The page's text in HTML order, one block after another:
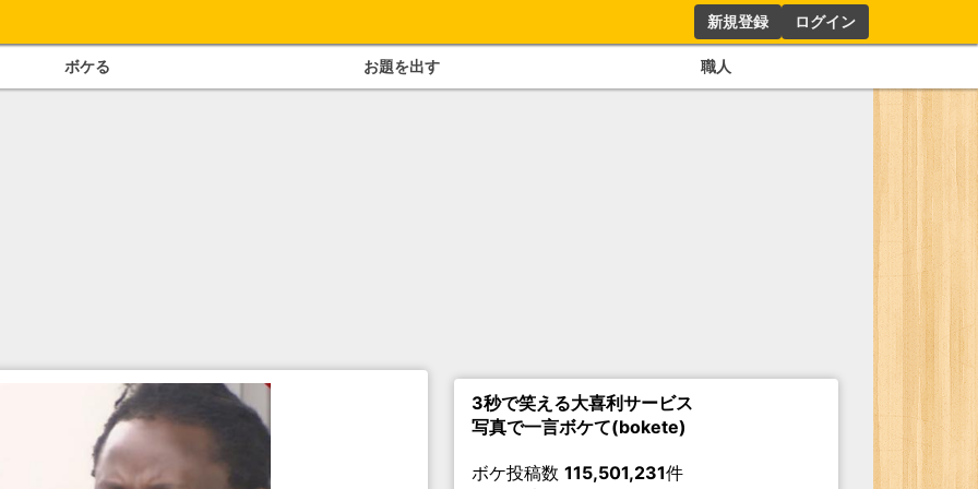
新規登録 ログイン
ボケる お題を出す 職人
3秒で笑える大喜利サービス
写真で一言ボケて(bokete)
ボケ投稿数 115,501,231件